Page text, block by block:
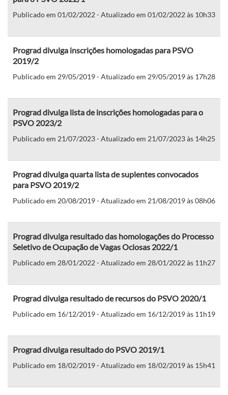
Publicado em 01/02/2022 - Atualizado em 01/02/2022 às 10h33
Prograd divulga inscrições homologadas para PSVO
2019/2
Publicado em 29/05/2019 - Atualizado em 29/05/2019 às 17h28
Prograd divulga lista de inscrições homologadas para o
PSVO 2023/2
Publicado em 21/07/2023 - Atualizado em 21/07/2023 às 14h25
Prograd divulga quarta lista de suplentes convocados
para PSVO 2019/2
Publicado em 20/08/2019 - Atualizado em 21/08/2019 às 08h06
Prograd divulga resultado das homologações do Processo
Seletivo de Ocupação de Vagas Ociosas 2022/1
Publicado em 28/01/2022 - Atualizado em 28/01/2022 às 11h27
Prograd divulga resultado de recursos do PSVO 2020/1
Publicado em 16/12/2019 - Atualizado em 16/12/2019 às 11h19
Prograd divulga resultado do PSVO 2019/1
Publicado em 18/02/2019 - Atualizado em 18/02/2019 às 15h41